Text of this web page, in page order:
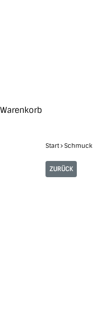
WarenkorbClose
Start Schmuck
ZURÜCK